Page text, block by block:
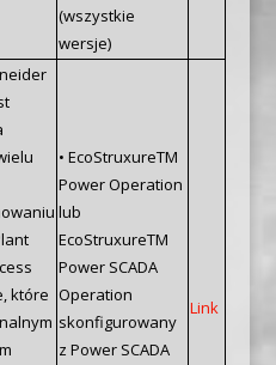
(wszystkie
wersje)
które
• EcoStruxureTM
Power Operation
lub
EcoStruxureTM
Power SCADA
Operation
skonfigurowany
z Power SCADA
Link